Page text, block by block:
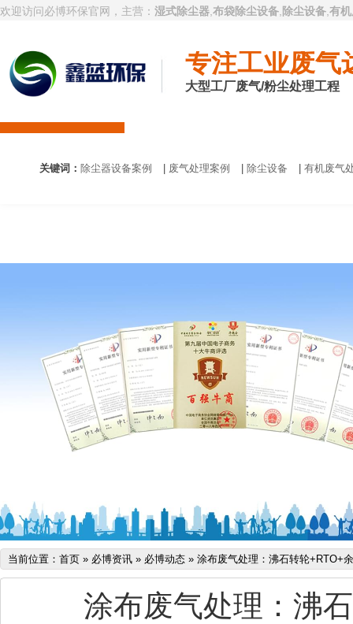
欢迎访问必博环保官网，主营： 湿式除尘器 布袋除尘设备 除尘设备 有
专注工业废气
大型工厂废气/粉尘处理工程
关键词： 除尘器设备案例 废气处理案例 除尘设备 有机废气
当前位置： 首页 » 必博资讯 » 必博动态 » 涂布废气处理：沸石转轮+RTO+
涂布废气处理：沸